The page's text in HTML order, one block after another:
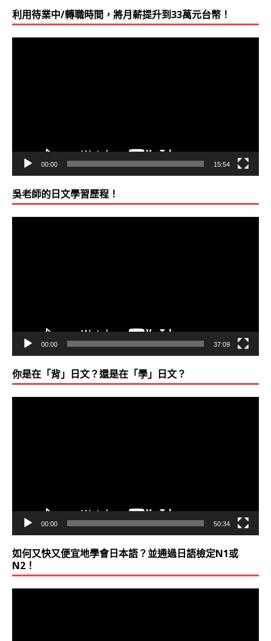
利用待業中/轉職時間，將月薪提升到33萬元台幣！
00:00 15:54
吳老師的日文學習歷程！
00:00 37:09
你是在「背」日文？還是在「學」日文？
00:00 50:34
如何又快又便宜地學會日本語？並通過日語檢定N1或
N2！